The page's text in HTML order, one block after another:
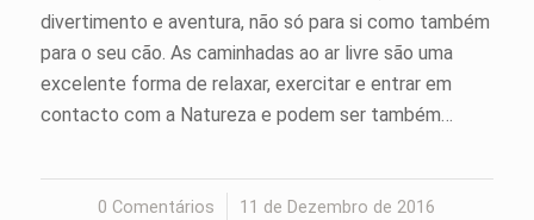
divertimento e aventura, não só para si como também
para o seu cão. As caminhadas ao ar livre são uma
excelente forma de relaxar, exercitar e entrar em
contacto com a Natureza e podem ser também…
0 Comentários
/ 11 de Dezembro de 2016